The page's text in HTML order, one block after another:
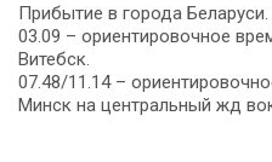
Прибытие в города Беларуси.
03.09 – ориентировочное
Витебск.
07.48/11.14 –
Минск на центральный жд